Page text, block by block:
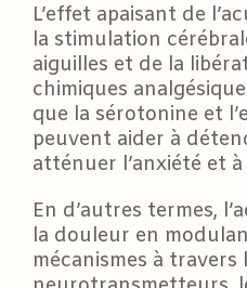
L’effet apaisant de
la stimulation
aiguilles et de la
chimiques
que la sérotonine et
peuvent aider à
atténuer l’anxiété et
En d’autres termes,
la douleur en
mécanismes à travers